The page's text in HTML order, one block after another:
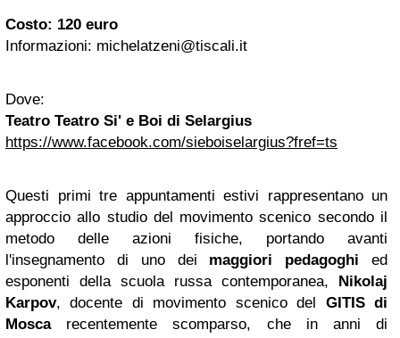
Costo: 120 euro
Informazioni: michelatzeni@tiscali.it
Dove:
Teatro Teatro Si' e Boi di Selargius
https://www.facebook.com/sieboiselargius?fref=ts
Questi primi tre appuntamenti estivi rappresentano un
approccio allo studio del movimento scenico secondo il
metodo delle azioni fisiche, portando avanti
l'insegnamento di uno dei maggiori pedagoghi ed
esponenti della scuola russa contemporanea, Nikolaj
Karpov, docente di movimento scenico del GITIS di
Moscarecentemente scomparso, che in anni di